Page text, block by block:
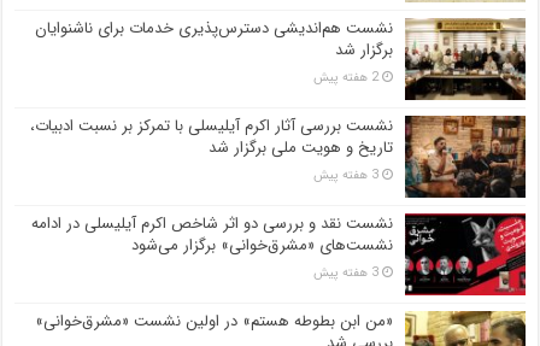
نشست هم‌اندیشی دسترس‌پذیری خدمات برای ناشنوایان
برگزار شد
2 هفته پیش
نشست بررسی آثار اکرم آیلیسلی با تمرکز بر نسبت ادبیات،
تاریخ و هویت ملی برگزار شد
3 هفته پیش
نشست نقد و بررسی دو اثر شاخص اکرم آیلیسلی در ادامه
نشست‌های «مشرق‌خوانی» برگزار می‌شود
3 هفته پیش
«من ابن بطوطه هستم» در اولین نشست «مشرق‌خوانی»